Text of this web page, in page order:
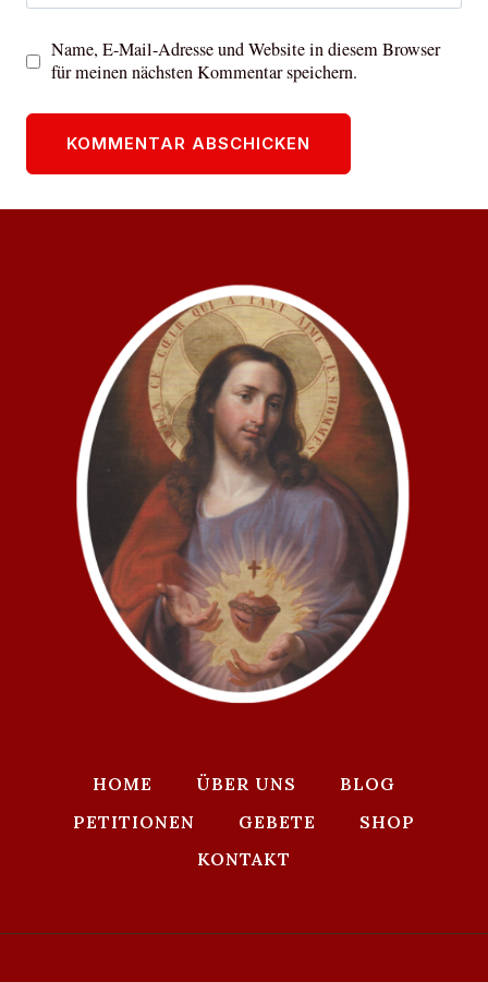
Name, E-Mail-Adresse und Website in diesem Browser
für meinen nächsten Kommentar speichern.
HOME ÜBER UNS
BLOG
PETITIONEN
GEBETE
SHOP
KONTAKT